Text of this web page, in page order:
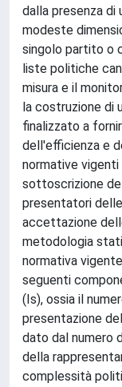
dalla presenza di
modeste
singolo partito o
liste politiche
misura e il
la costruzione di
finalizzato a
dell'efficienza e
normative
sottoscrizione
presentatori
accettazione
metodologia
normativa
seguenti
(Is), ossia il
presentazione
dato dal numero
della
complessità